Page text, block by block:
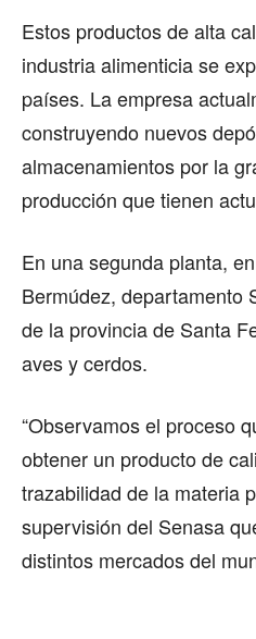
Estos productos de alta
industria alimenticia se
países. La empresa
construyendo nuevos
almacenamientos por la
producción que tienen
En una segunda planta,
Bermúdez, departamento
de la provincia de Santa
aves y cerdos.
“Observamos el proceso
obtener un producto de
trazabilidad de la materia
supervisión del Senasa
distintos mercados del